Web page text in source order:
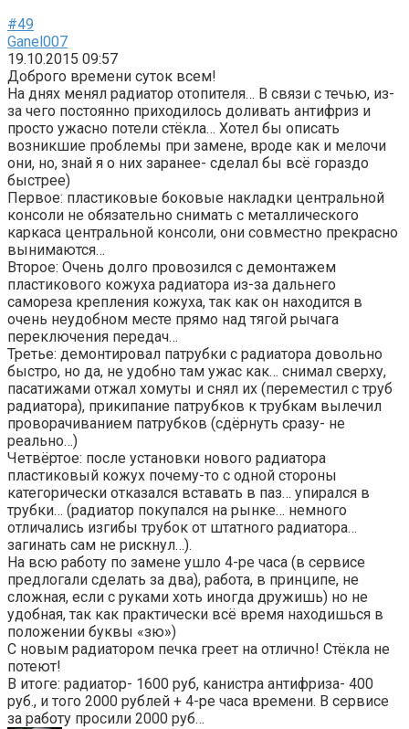
#49
Ganel007
19.10.2015 09:57
Доброго времени суток всем!
На днях менял радиатор отопителя… В связи с течью, из-
за чего постоянно приходилось доливать антифриз и
просто ужасно потели стёкла… Хотел бы описать
возникшие проблемы при замене, вроде как и мелочи
они, но, знай я о них заранее- сделал бы всё гораздо
быстрее)
Первое: пластиковые боковые накладки центральной
консоли не обязательно снимать с металлического
каркаса центральной консоли, они совместно прекрасно
вынимаются…
Второе: Очень долго провозился с демонтажем
пластикового кожуха радиатора из-за дальнего
самореза крепления кожуха, так как он находится в
очень неудобном месте прямо над тягой рычага
переключения передач…
Третье: демонтировал патрубки с радиатора довольно
быстро, но да, не удобно там ужас как… снимал сверху,
пасатижами отжал хомуты и снял их (переместил с труб
радиатора), прикипание патрубков к трубкам вылечил
проворачиванием патрубков (сдёрнуть сразу- не
реально…)
Четвёртое: после установки нового радиатора
пластиковый кожух почему-то с одной стороны
категорически отказался вставать в паз… упирался в
трубки… (радиатор покупался на рынке… немного
отличались изгибы трубок от штатного радиатора…
загинать сам не рискнул…).
На всю работу по замене ушло 4-ре часа (в сервисе
предлогали сделать за два), работа, в принципе, не
сложная, если с руками хоть иногда дружишь) но не
удобная, так как практически всё время находишься в
положении буквы «зю»)
С новым радиатором печка греет на отлично! Стёкла не
потеют!
В итоге: радиатор- 1600 руб, канистра антифриза- 400
руб., и того 2000 рублей + 4-ре часа времени. В сервисе
за работу просили 2000 руб…